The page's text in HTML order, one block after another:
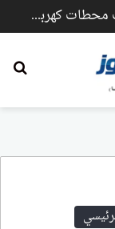
#عاجل.. ترامب يصعّد: نقترب من ضرب محطات كهرباء وجسور داخل إيران